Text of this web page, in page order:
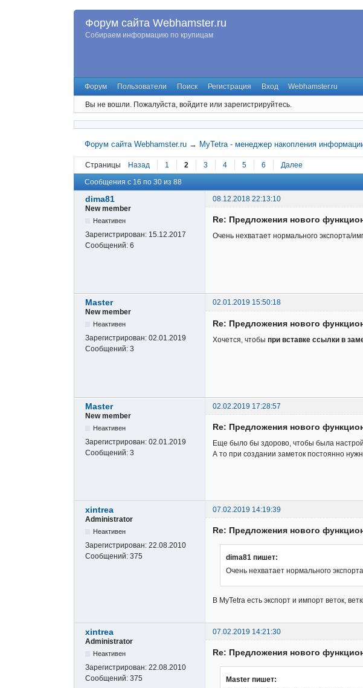
Форум сайта Webhamster.ru
Собираем информацию по крупицам
Форум Пользователи Поиск Регистрация Вход Webhamster.ru
Вы не вошли. Пожалуйста, войдите или зарегистрируйтесь.
Форум сайта Webhamster.ru → MyTetra - менеджер накопления
Страницы Назад 1 2 3 4 5 6 Далее
Сообщения с 16 по 30 из 88
dima81
08.12.2018 22:13:10
New member
Неактивен
Зарегистрирован: 15.12.2017
Сообщений: 6
Re: Предложения нового
Очень нехватает нормального экспорта/
Master
02.01.2019 15:50:18
New member
Неактивен
Зарегистрирован: 02.01.2019
Сообщений: 3
Re: Предложения нового
Хочется, чтобы при вставке ссылки в
Master
02.02.2019 17:28:57
New member
Неактивен
Зарегистрирован: 02.01.2019
Сообщений: 3
Re: Предложения нового
Еще было бы здорово, чтобы была
А то при создании заметок постоянно
xintrea
07.02.2019 14:19:39
Administrator
Неактивен
Зарегистрирован: 22.08.2010
Сообщений: 375
Re: Предложения нового
dima81 пишет:
Очень нехватает нормального
В MyTetra есть экспорт и импорт веток,
xintrea
07.02.2019 14:21:30
Administrator
Неактивен
Зарегистрирован: 22.08.2010
Сообщений: 375
Re: Предложения нового
Master пишет: